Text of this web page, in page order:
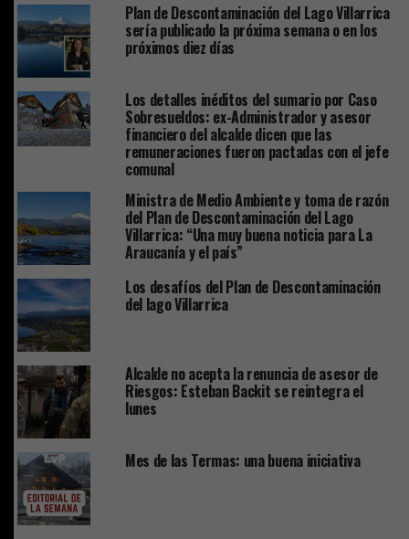
Plan de Descontaminación del Lago Villarrica
sería publicado la próxima semana o en los
próximos diez días
Los detalles inéditos del sumario por Caso
Sobresueldos: ex-Administrador y asesor
financiero del alcalde dicen que las
remuneraciones fueron pactadas con el jefe
comunal
Ministra de Medio Ambiente y toma de razón
del Plan de Descontaminación del Lago
Villarrica: “Una muy buena noticia para La
Araucanía y el país”
Los desafíos del Plan de Descontaminación
del lago Villarrica
Alcalde no acepta la renuncia de asesor de
Riesgos: Esteban Backit se reintegra el
lunes
Mes de las Termas: una buena iniciativa